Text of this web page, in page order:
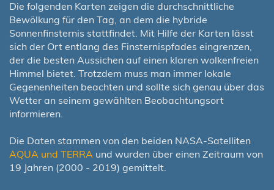
Die folgenden Karten zeigen die durchschnittliche
Bewölkung für den Tag, an dem die hybride
Sonnenfinsternis stattfindet. Mit Hilfe der Karten lässt
sich der Ort entlang des Finsternispfades eingrenzen,
der die besten Aussichen auf einen klaren wolkenfreien
Himmel bietet. Trotzdem muss man immer lokale
Gegenenheiten beachten und sollte sich genau über das
Wetter an seinem gewählten Beobachtungsort
informieren.
Die Daten stammen von den beiden NASA-Satelliten
AQUA und TERRA und wurden über einen Zeitraum von
19 Jahren (2000 - 2019) gemittelt.